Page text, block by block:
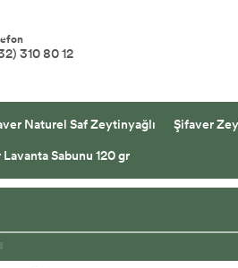
310 80 12
Naturel Saf Zeytinyağlı
Şifaver
Sabunu 120 gr